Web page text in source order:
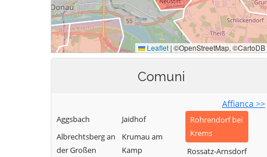
Comuni
Affianca >>
Aggsbach
Albrechtsberg an
der Großen
Jaidhof
Krumau am
Kamp
Rohrendorf bei
Krems
Rossatz-Arnsdorf